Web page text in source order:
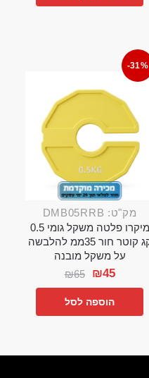
-31%
מק"ט: DMB05RRB
מיקרו פלטה משקל גומי 0.5
קג קוטר חור 35ממ להלבשה
על משקל מובנה
₪65 ₪45
הוספה לסל